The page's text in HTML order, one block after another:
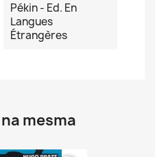
Pékin - Ed. En
Langues
Étrangères
mesma